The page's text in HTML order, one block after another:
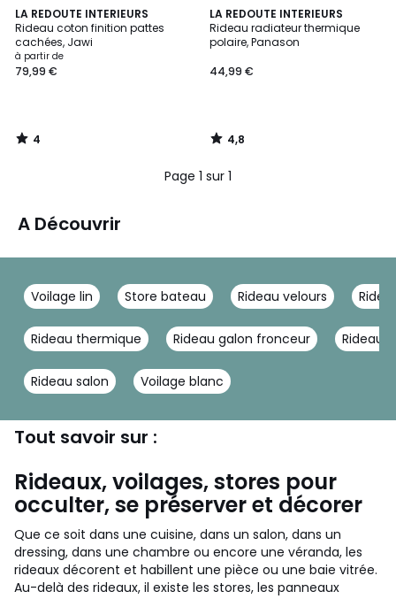
LA REDOUTE INTERIEURS
Rideau coton finition pattes
cachées, Jawi
à partir de
79,99 €
4
/
5
4
/
LA REDOUTE INTERIEURS
Rideau radiateur thermique
polaire, Panason
44,99 €
4,8
/ 5
4,8
/
Page 1 sur 1
A Découvrir
Voilage lin Store bateau Rideau velours
Rideau thermique Rideau galon fronceur Rideau
Rideau salon Voilage blanc
Tout savoir sur :
Rideaux, voilages, stores pour
occulter, se préserver et décorer
Que ce soit dans une cuisine, dans un salon, dans un
dressing, dans une chambre ou encore une véranda, les
rideaux décorent et habillent une pièce ou une baie vitrée.
Au-delà des rideaux, il existe les stores, les panneaux